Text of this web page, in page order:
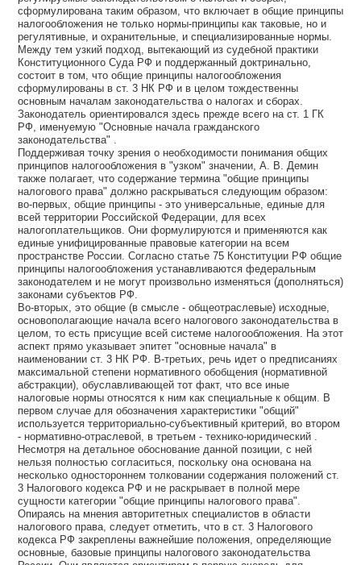
сформулирована таким образом, что включает в общие принципы
налогообложения не только нормы-принципы как таковые, но и
регулятивные, и охранительные, и специализированные нормы.
Между тем узкий подход, вытекающий из судебной практики
Конституционного Суда РФ и поддержанный доктринально,
состоит в том, что общие принципы налогообложения
сформулированы в ст. 3 НК РФ и в целом тождественны
основным началам законодательства о налогах и сборах.
Законодатель ориентировался здесь прежде всего на ст. 1 ГК
РФ, именуемую "Основные начала гражданского
законодательства" .
Поддерживая точку зрения о необходимости понимания общих
принципов налогообложения в "узком" значении, А. В. Демин
также полагает, что содержание термина "общие принципы
налогового права" должно раскрываться следующим образом:
во-первых, общие принципы - это универсальные, единые для
всей территории Российской Федерации, для всех
налогоплательщиков. Они формулируются и применяются как
единые унифицированные правовые категории на всем
пространстве России. Согласно статье 75 Конституции РФ общие
принципы налогообложения устанавливаются федеральным
законодателем и не могут произвольно изменяться (дополняться)
законами субъектов РФ.
Во-вторых, это общие (в смысле - общеотраслевые) исходные,
основополагающие начала всего налогового законодательства в
целом, то есть присущие всей системе налогообложения. На этот
аспект прямо указывает эпитет "основные начала" в
наименовании ст. 3 НК РФ. В-третьих, речь идет о предписаниях
максимальной степени нормативного обобщения (нормативной
абстракции), обуславливающей тот факт, что все иные
налоговые нормы относятся к ним как специальные к общим. В
первом случае для обозначения характеристики "общий"
используется территориально-субъективный критерий, во втором
- нормативно-отраслевой, в третьем - технико-юридический .
Несмотря на детальное обоснование данной позиции, с ней
нельзя полностью согласиться, поскольку она основана на
несколько одностороннем толковании содержания положений ст.
3 Налогового кодекса РФ и не раскрывает в полной мере
сущности категории "общие принципы налогового права".
Опираясь на мнения авторитетных специалистов в области
налогового права, следует отметить, что в ст. 3 Налогового
кодекса РФ закреплены важнейшие положения, определяющие
основные, базовые принципы налогового законодательства